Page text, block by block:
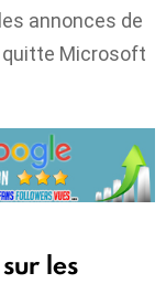
annonces de
quitte Microsoft
les